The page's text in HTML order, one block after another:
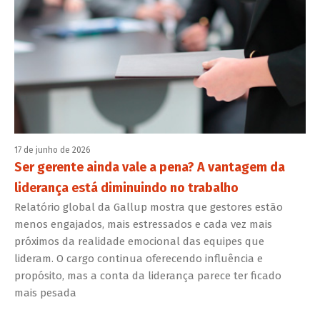
17 de junho de 2026
Ser gerente ainda vale a pena? A vantagem da
liderança está diminuindo no trabalho
Relatório global da Gallup mostra que gestores estão
menos engajados, mais estressados e cada vez mais
próximos da realidade emocional das equipes que
lideram. O cargo continua oferecendo influência e
propósito, mas a conta da liderança parece ter ficado
mais pesada